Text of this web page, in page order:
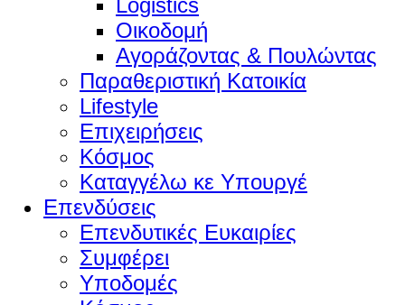
Οικοδομή
Αγοράζοντας & Πουλώντας
Παραθεριστική Κατοικία
Lifestyle
Επιχειρήσεις
Κόσμος
Καταγγέλω κε Υπουργέ
Επενδύσεις
Επενδυτικές Ευκαιρίες
Συμφέρει
Υποδομές